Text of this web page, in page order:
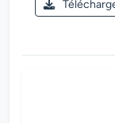
Zillertal